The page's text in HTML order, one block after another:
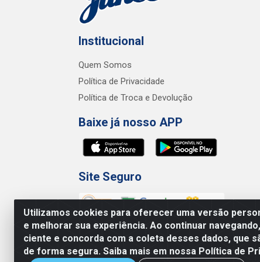
Utilizamos cookies para oferecer uma versão
e melhorar sua experiência. Ao continuar
ciente e concorda com a coleta desses dados, que
de forma segura. Saiba mais em nossa Política de
Institucional
Quem Somos
Política de Privacidade
Política de Troca e Devolução
Baixe já nosso APP
Site Seguro
Junco Industria e Comercio Ltda -